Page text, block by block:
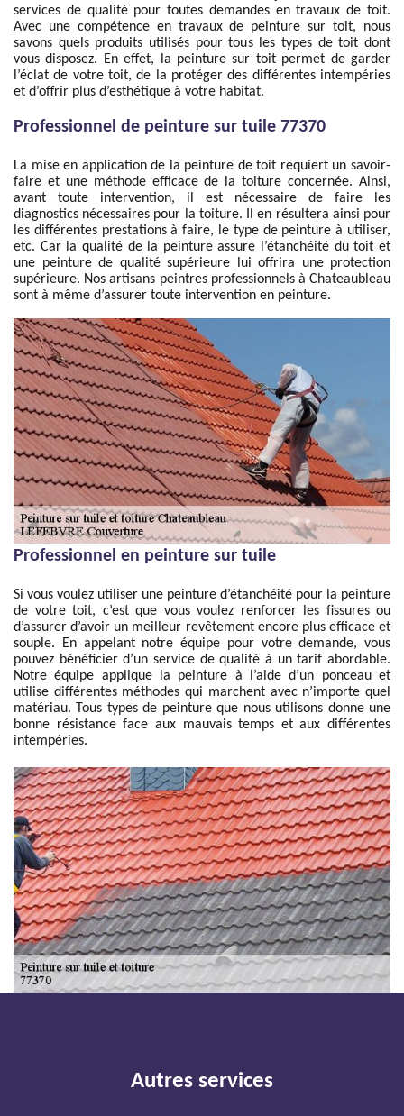
services de qualité pour toutes demandes en travaux de toit.
Avec une compétence en travaux de peinture sur toit, nous
savons quels produits utilisés pour tous les types de toit dont
vous disposez. En effet, la peinture sur toit permet de garder
l’éclat de votre toit, de la protéger des différentes intempéries
et d’offrir plus d’esthétique à votre habitat.
Professionnel de peinture sur tuile 77370
La mise en application de la peinture de toit requiert un savoir-
faire et une méthode efficace de la toiture concernée. Ainsi,
avant toute intervention, il est nécessaire de faire les
diagnostics nécessaires pour la toiture. Il en résultera ainsi pour
les différentes prestations à faire, le type de peinture à utiliser,
etc. Car la qualité de la peinture assure l’étanchéité du toit et
une peinture de qualité supérieure lui offrira une protection
supérieure. Nos artisans peintres professionnels à Chateaubleau
sont à même d’assurer toute intervention en peinture.
Professionnel en peinture sur tuile
Si vous voulez utiliser une peinture d’étanchéité pour la peinture
de votre toit, c’est que vous voulez renforcer les fissures ou
d’assurer d’avoir un meilleur revêtement encore plus efficace et
souple. En appelant notre équipe pour votre demande, vous
pouvez bénéficier d’un service de qualité à un tarif abordable.
Notre équipe applique la peinture à l’aide d’un ponceau et
utilise différentes méthodes qui marchent avec n’importe quel
matériau. Tous types de peinture que nous utilisons donne une
bonne résistance face aux mauvais temps et aux différentes
intempéries.
Autres services